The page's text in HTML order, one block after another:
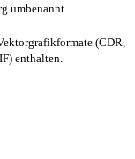
umbenannt
(CDR,
enthalten.